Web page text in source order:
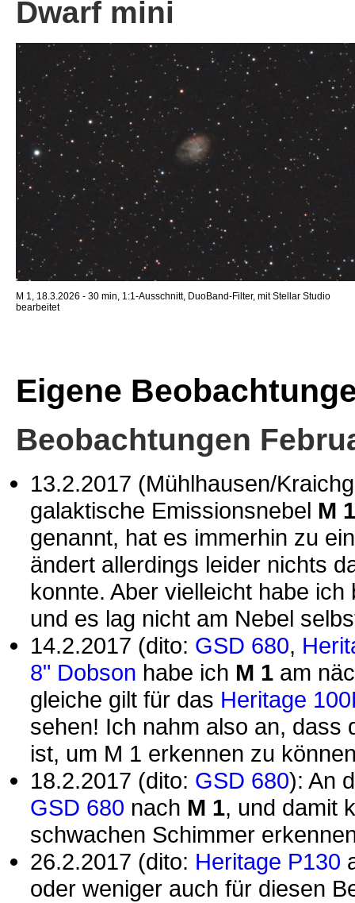
Dwarf mini
M 1, 18.3.2026 - 30 min, 1:1-Ausschnitt, DuoBand-Filter, mit Stellar Studio
bearbeitet
Eigene
Beobachtungen
13.2.2017 (Mühlhausen/
galaktische Emissionsnebel M
genannt, hat es immerhin zu
ändert allerdings leider nichts
konnte. Aber vielleicht habe
und es lag nicht am Nebel
14.2.2017 (dito: GSD 680,
8" Dobson habe ich M 1 am
gleiche gilt für das Heritage
sehen! Ich nahm also an, dass
ist, um M 1 erkennen zu
18.2.2017 (dito: GSD 680): An
GSD 680 nach M 1, und damit
schwachen Schimmer
26.2.2017 (dito: Heritage P130
oder weniger auch für diesen